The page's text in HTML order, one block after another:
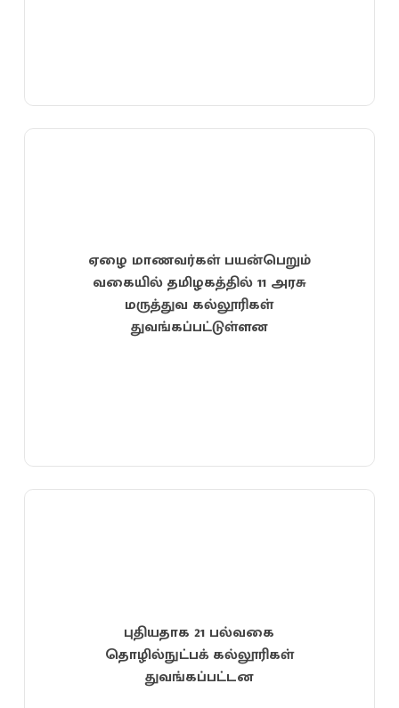
ஏழை மாணவர்கள் பயன்பெறும்
வகையில் தமிழகத்தில் 11 அரசு
மருத்துவ கல்லூரிகள்
துவங்கப்பட்டுள்ளன
புதியதாக 21 பல்வகை
தொழில்நுட்பக் கல்லூரிகள்
துவங்கப்பட்டன